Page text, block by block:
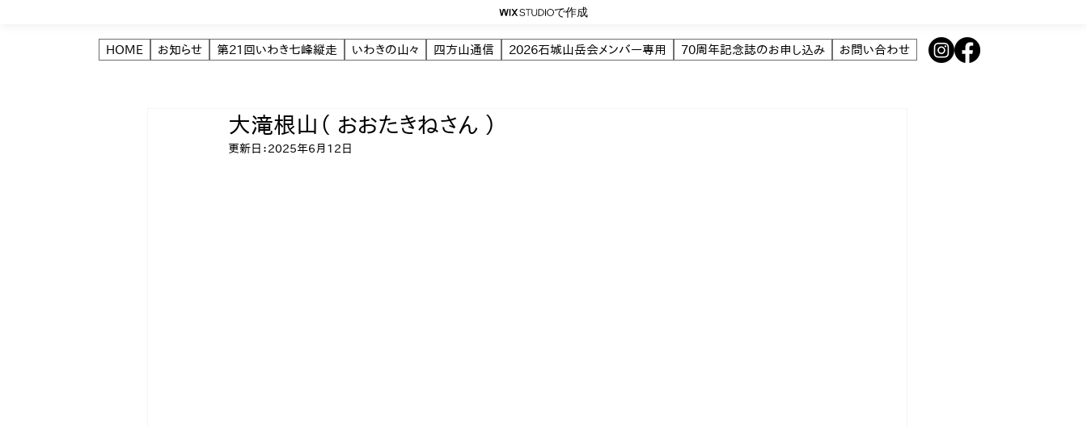
で作成
HOME お知らせ 第21回いわき七峰縦走 いわきの山々 四方山通信 2026石城山岳会メンバー専用 70周年記念誌のお申し込み お問い合わせ
大滝根山（ おおたきねさん ）
更新日： 2025年6月12日